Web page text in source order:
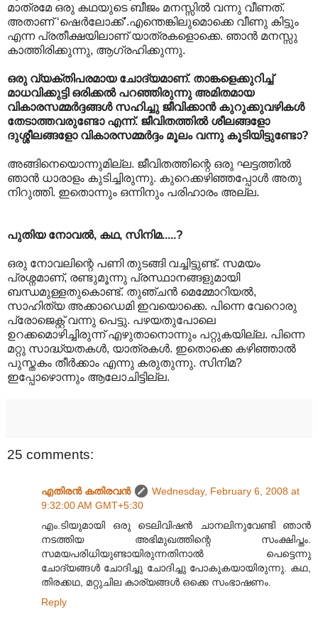
മാത്രമേ ഒരു കഥയുടെ ബീജം മനസ്സില്‍ വന്നു വീണത്.
അതാണ് ‘ഷെര്‍ലോക്ക്’.എന്തെങ്കിലുമൊക്കെ വീണു കിട്ടും
എന്ന പ്രതീക്ഷയിലാണ് യാത്രകളൊക്കെ. ഞാന്‍ മനസ്സു
കാത്തിരിക്കുന്നു, ആഗ്രഹിക്കുന്നു.
ഒരു വ്യക്തിപരമായ ചോദ്യമാണ്. താ‍ങ്കളെക്കുറിച്ച്
മാധവിക്കുട്ടി ഒരിക്കല്‍ പറഞ്ഞിരുന്നു അമിതമായ
വികാരസമ്മര്‍ദ്ദങ്ങള്‍ സഹിച്ചു ജീവിക്കാന്‍ കുറുക്കുവഴികള്‍
തേടാത്തവരുണ്ടോ എന്ന്. ജീവിതത്തില്‍ ശീലങ്ങളോ
ദുശ്ശീലങ്ങളോ വികാരസമ്മര്‍ദ്ദം മൂലം വന്നു കൂടിയിട്ടുണ്ടോ?
അങ്ങിനെയൊന്നുമില്ല. ജീവിതത്തിന്റെ ഒരു ഘട്ടത്തില്‍
ഞാന്‍ ധാരാളം കുടിച്ചിരുന്നു. കുറെക്കഴിഞ്ഞപ്പോള്‍ അതു
നിറുത്തി. ഇതൊന്നും ഒന്നിനും പരിഹാരം അല്ല.
പുതിയ നോവല്‍, കഥ, സിനിമ.....?
ഒരു നോവലിന്റെ പണി തുടങ്ങി വച്ചിട്ടുണ്ട്. സമയം
പ്രശ്നമാണ്, രണ്ടുമൂന്നു പ്രസ്ഥാനങ്ങളുമായി
ബന്ധമുള്ളതുകൊണ്ട്. തുഞ്ചന്‍ മെമ്മോറിയല്‍,
സാഹിത്യ അക്കാഡെമി ഇവയൊക്കെ. പിന്നെ വേറൊരു
പ്രോജെക്റ്റ് വന്നു പെട്ടു. പഴയതുപോലെ
ഉറക്കമൊഴിച്ചിരുന്ന് എഴുതാനൊന്നും പറ്റുകയില്ല. പിന്നെ
മറ്റു സാദ്ധ്യതകള്‍, യാത്രകള്‍. ഇതൊക്കെ കഴിഞ്ഞാല്‍
പുസ്തകം തീര്‍ക്കാം എന്നു കരുതുന്നു. സിനിമ?
ഇപ്പോഴൊന്നും ആലോചിട്ടില്ല.
25 comments:
എതിരന്‍ കതിരവന്‍
Wednesday, February 6, 2008 at
9:32:00 AM GMT+5:30
എം.ടിയുമായി ഒരു ടെലിവിഷന്‍ ചാനലിനുവേണ്ടി ഞാന്‍
നടത്തിയ അഭിമുഖത്തിന്റെ സംക്ഷിപ്തം.
സമയപരിധിയുണ്ടായിരുന്നതിനാല്‍ പെട്ടെന്നു
ചോദ്യങ്ങള്‍ ചോദിച്ചു ചോദിച്ചു പോകുകയായിരുന്നു. കഥ,
തിരക്കഥ, മറ്റുചില കാര്യങ്ങള്‍ ഒക്കെ സംഭാഷണം.
Reply